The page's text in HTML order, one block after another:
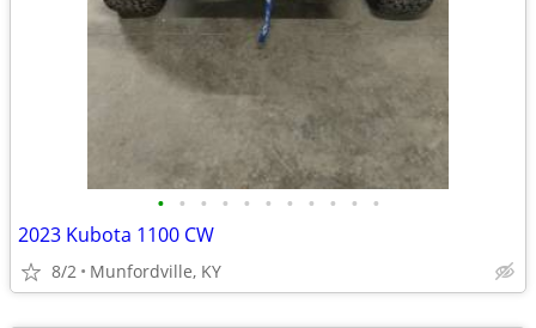
• • • • • • • • • • •
2023 Kubota 1100 CW
8/2 Munfordville, KY